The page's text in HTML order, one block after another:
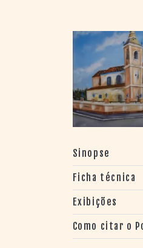
Sinopse
Ficha técnica
Exibições
Como citar o